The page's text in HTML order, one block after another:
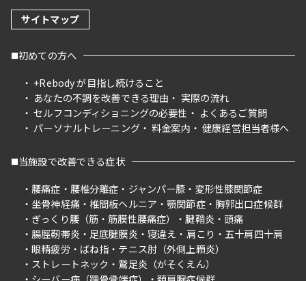
サイトマップ
初めての方へ
+Rebody が目指し続けること
あなたの不調を改善できる理由
実際の流れ
セルフコンディショニングの必要性
よくあるご質問
パーソナルトレーニング
料金案内 健康経営担当者様へ
当施設で改善できる症状
腰痛症
腰椎分離症 ジャンパー膝
変形性膝関節症
坐骨神経痛
椎間板ヘルニア 顎関節症
胸郭出口症候群
ぎっくり腰（筋・筋膜性腰痛症）
腱鞘炎
頭痛
腸脛靭帯炎
足底腱膜炎 寝違え 肩こり
五十肩四十肩
眼精疲労
ばね指
テニス肘（外側上顆炎）
ストレートネック
鵞足炎（がそくえん）